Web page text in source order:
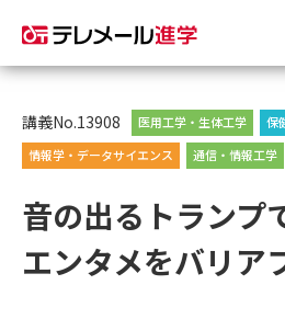
資料請求
大学・短大の資料種類から請求
大学パンフ 学
講義No.13908 医用工学・生体工学
保
情報学・データサイエンス
通信・情報工学
音の出るトランプ
エンタメをバリア